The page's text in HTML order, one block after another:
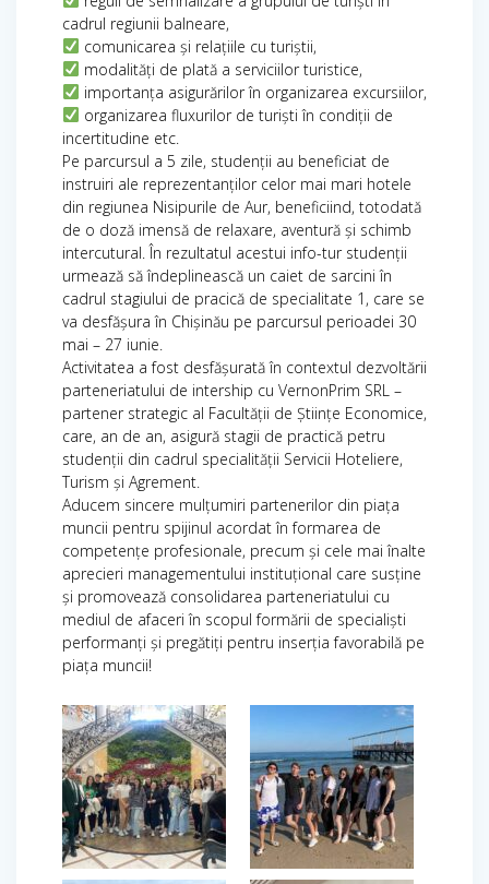
cadrul regiunii balneare,
comunicarea și relațiile cu turiștii,
modalități de plată a serviciilor turistice,
importanța asigurărilor în organizarea excursiilor,
organizarea fluxurilor de turiști în condiții de
incertitudine etc.
Pe parcursul a 5 zile, studenții au beneficiat de
instruiri ale reprezentanților celor mai mari hotele
din regiunea Nisipurile de Aur, beneficiind, totodată
de o doză imensă de relaxare, aventură și schimb
intercutural. În rezultatul acestui info-tur studenții
urmează să îndeplinească un caiet de sarcini în
cadrul stagiului de pracică de specialitate 1, care se
va desfășura în Chișinău pe parcursul perioadei 30
mai – 27 iunie.
Activitatea a fost desfășurată în contextul dezvoltării
parteneriatului de intership cu VernonPrim SRL –
partener strategic al Facultății de Științe Economice,
care, an de an, asigură stagii de practică petru
studenții din cadrul specialității Servicii Hoteliere,
Turism și Agrement.
Aducem sincere mulțumiri partenerilor din piața
muncii pentru spijinul acordat în formarea de
competențe profesionale, precum și cele mai înalte
aprecieri managementului instituțional care susține
și promovează consolidarea parteneriatului cu
mediul de afaceri în scopul formării de specialiști
performanți și pregătiți pentru inserția favorabilă pe
piața muncii!